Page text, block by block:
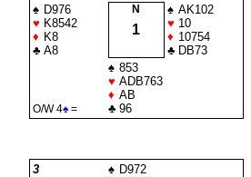
♠ D976
♥ K8542
♦ K8
♣ A8
N
1
♠ AK102
♥ 10
♦ 10754
♣ DB73
O/W 4♠=
♠ 853
♥ ADB763
♦ AB
♣ 96
3
♠ D972